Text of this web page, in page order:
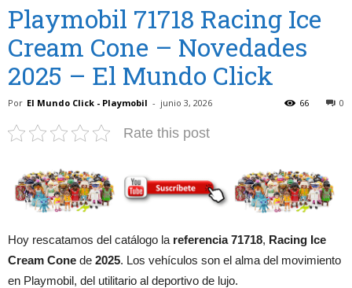
Playmobil 71718 Racing Ice
Cream Cone – Novedades
2025 – El Mundo Click
Por El Mundo Click - Playmobil - junio 3, 2026 0
66
Rate this post
Hoy rescatamos del catálogo la referencia 71718, Racing Ice
Cream Cone de 2025. Los vehículos son el alma del movimiento
en Playmobil, del utilitario al deportivo de lujo.